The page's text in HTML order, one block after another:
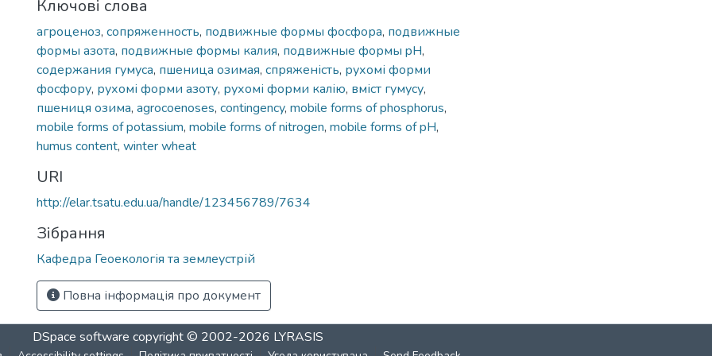
Ключові слова
агроценоз, сопряженность, подвижные формы фосфора, подвижные
формы азота, подвижные формы калия, подвижные формы pH,
содержания гумуса, пшеница озимая, спряженість, рухомі форми
фосфору, рухомі форми азоту, рухомі форми калію, вміст гумусу,
пшениця озима, agrocoenoses, contingency, mobile forms of phosphorus,
mobile forms of potassium, mobile forms of nitrogen, mobile forms of pH,
humus content, winter wheat
URI
http://elar.tsatu.edu.ua/handle/123456789/7634
Зібрання
Кафедра Геоекологія та землеустрій
Повна інформація про документ
DSpace software copyright © 2002-2026 LYRASIS